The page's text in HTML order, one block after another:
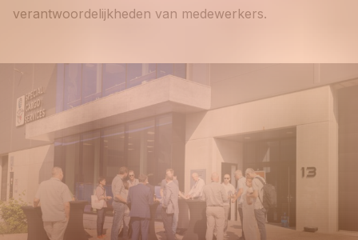
verantwoordelijkheden van medewerkers.